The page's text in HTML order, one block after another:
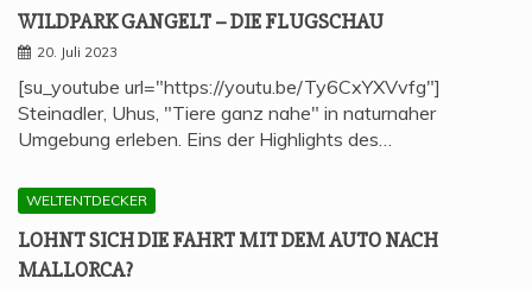
WILD­PARK GAN­GELT – DIE FLUGSCHAU
20. Juli 2023
[su_youtube url="https://youtu.be/Ty6CxYXVvfg"]
Steinadler, Uhus, "Tiere ganz nahe" in naturnaher
Umgebung erleben. Eins der Highlights des…
WELTENTDECKER
LOHNT SICH DIE FAHRT MIT DEM AUTO NACH
MALLORCA?